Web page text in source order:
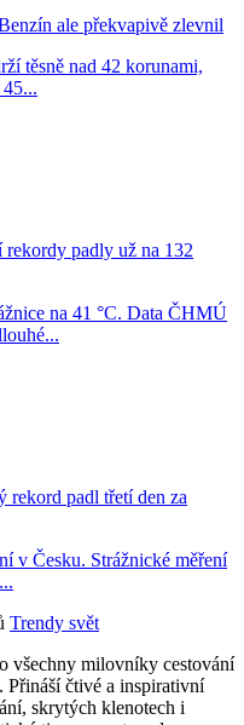
ale překvapivě zlevnil
těsně nad 42 korunami,
padly už na 132
na 41 °C. Data ČHMÚ
rekord padl třetí den za
v Česku. Strážnické měření
Trendy svět
všechny milovníky cestování
Přináší čtivé a inspirativní
skrytých klenotech i